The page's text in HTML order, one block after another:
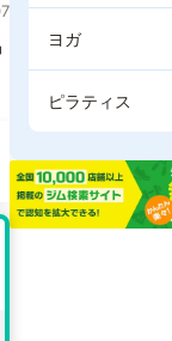
ヨガ
ピラティス